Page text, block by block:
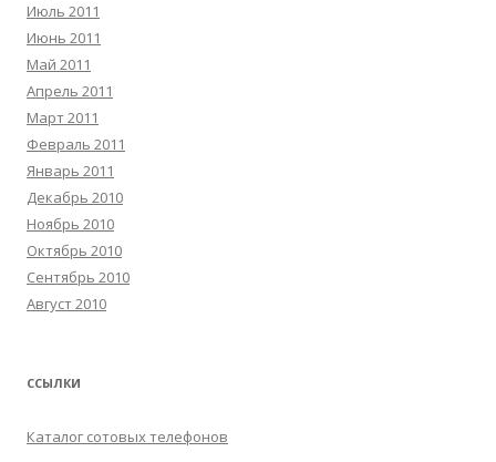
Июль 2011
Июнь 2011
Май 2011
Апрель 2011
Март 2011
Февраль 2011
Январь 2011
Декабрь 2010
Ноябрь 2010
Октябрь 2010
Сентябрь 2010
Август 2010
ССЫЛКИ
Каталог сотовых телефонов